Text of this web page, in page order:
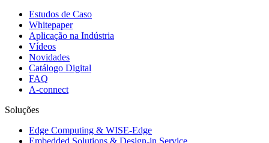
Estudos de Caso
Whitepaper
Aplicação na Indústria
Vídeos
Novidades
Catálogo Digital
FAQ
A-connect
Soluções
Edge Computing & WISE-Edge